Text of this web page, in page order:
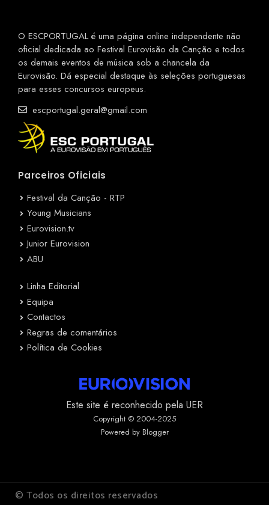
O ESCPORTUGAL é uma página online independente não
oficial dedicada ao Festival Eurovisão da Canção e todos
os demais eventos de música sob a chancela da
Eurovisão. Dá especial destaque às seleções portuguesas
para esses concursos europeus.
escportugal.geral@gmail.com
Parceiros Oficiais
Festival da Canção - RTP
Young Musicians
Eurovision.tv
Junior Eurovision
ABU
Linha Editorial
Equipa
Contactos
Regras de comentários
Política de Cookies
Este site é reconhecido pela UER
Copyright © 2004-2025
Powered by Blogger
© Todos os direitos reservados